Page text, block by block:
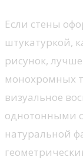
Если стены
штукатуркой,
рисунок,
монохромных
визуальное
однотонными
натуральной